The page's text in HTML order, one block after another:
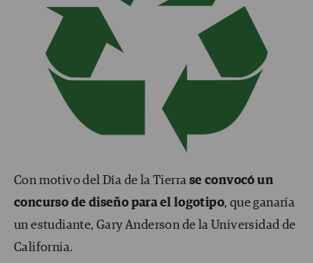
Con motivo del Día de la Tierra se convocó un
concurso de diseño para el logotipo, que ganaría
un estudiante, Gary Anderson de la Universidad de
California.